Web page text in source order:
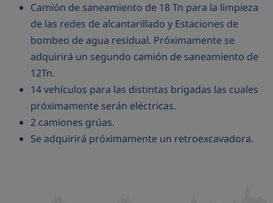
Camión de saneamiento de 18 Tn para la limpieza
de las redes de alcantarillado y Estaciones de
bombeo de agua residual. Próximamente se
adquirirá un segundo camión de saneamiento de
12Tn.
14 vehículos para las distintas brigadas las cuales
próximamente serán eléctricas.
2 camiones grúas.
Se adquirirá próximamente un retroexcavadora.